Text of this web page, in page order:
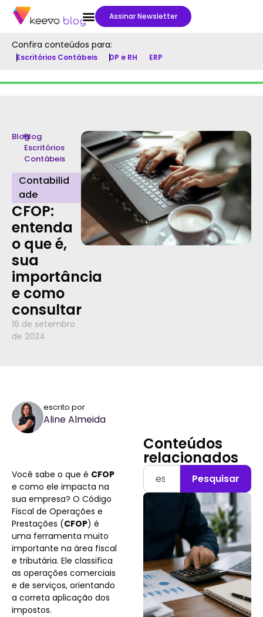
Assinar Newsletter
Confira conteúdos para:
Escritórios Contábeis DP e RH ERP
Blog
>Blog
Escritórios
Contábeis
Contabilid
ade
CFOP:
entenda
o que é,
sua
importância
e como
consultar
16 de setembro
de 2024
escrito por
Aline Almeida
Você sabe o que é CFOP
e como ele impacta na
sua empresa? O Código
Fiscal de Operações e
Prestações (CFOP) é
uma ferramenta muito
importante na área fiscal
e tributária. Ele classifica
as operações comerciais
e de serviços, orientando
a correta aplicação dos
impostos.
Conteúdos
relacionados
Pesquisar